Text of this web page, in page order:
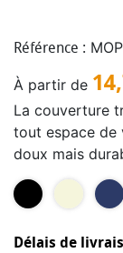
Référence :
À partir de
La couverture
tout espace de
doux mais
certifié GRS et
confort qui
maison, au
Délais de